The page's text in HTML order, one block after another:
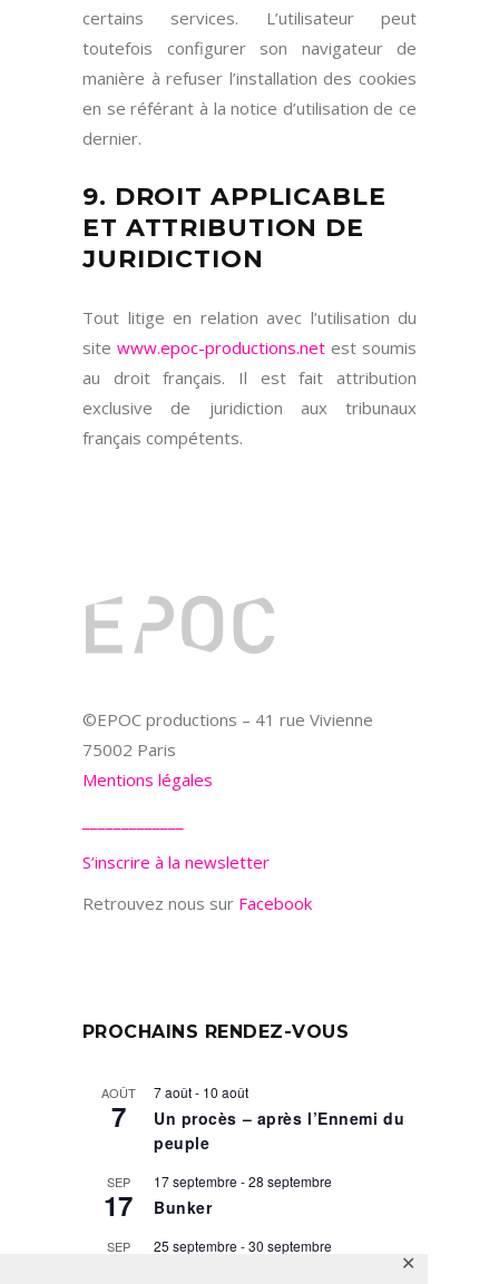
✕
certains services. L’utilisateur peut
toutefois configurer son navigateur de
manière à refuser l’installation des cookies
en se référant à la notice d’utilisation de ce
dernier.
9. DROIT APPLICABLE
ET ATTRIBUTION DE
JURIDICTION
Tout litige en relation avec l’utilisation du
site www.epoc-productions.net est soumis
au droit français. Il est fait attribution
exclusive de juridiction aux tribunaux
français compétents.
©EPOC productions – 41 rue Vivienne
75002 Paris
Mentions légales
S’inscrire à la newsletter
Retrouvez nous sur Facebook
PROCHAINS RENDEZ-VOUS
AOÛT
7
7 août- 10 août
Un procès – après l’Ennemi du
peuple
SEP
17
17 septembre -28 septembre
Bunker
SEP 25 septembre -30 septembre